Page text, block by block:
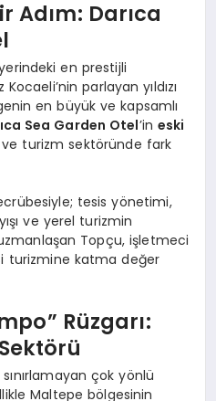
Adım: Darıca
en prestijli
parlayan yıldızı
en büyük ve kapsamlı
Sea Garden Otel’in eski
turizm sektöründe fark
tesis yönetimi,
ve yerel turizmin
Topçu, işletmeci
turizmine katma değer
Rüzgarı:
çok yönlü
Maltepe bölgesinin